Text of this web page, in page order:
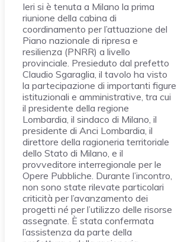
Ieri si è tenuta a Milano la prima
riunione della cabina di
coordinamento per l’attuazione del
Piano nazionale di ripresa e
resilienza (PNRR) a livello
provinciale. Presieduto dal prefetto
Claudio Sgaraglia, il tavolo ha visto
la partecipazione di importanti figure
istituzionali e amministrative, tra cui
il presidente della regione
Lombardia, il sindaco di Milano, il
presidente di Anci Lombardia, il
direttore della ragioneria territoriale
dello Stato di Milano, e il
provveditore interregionale per le
Opere Pubbliche. Durante l’incontro,
non sono state rilevate particolari
criticità per l’avanzamento dei
progetti né per l’utilizzo delle risorse
assegnate. È stata confermata
l’assistenza da parte della